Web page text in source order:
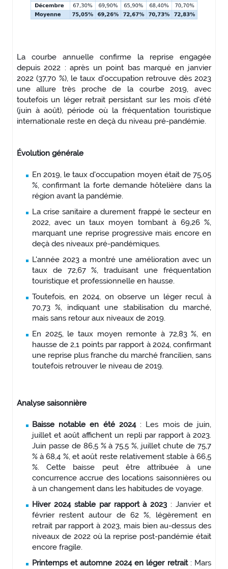
La courbe annuelle confirme la reprise engagée
depuis 2022 : après un point bas marqué en janvier
2022 (37,70 %), le taux d'occupation retrouve dès 2023
une allure très proche de la courbe 2019, avec
toutefois un léger retrait persistant sur les mois d'été
(juin à août), période où la fréquentation touristique
internationale reste en deçà du niveau pré-pandémie.
Évolution générale
En 2019, le taux d'occupation moyen était de 75,05
%, confirmant la forte demande hôtelière dans la
région avant la pandémie.
La crise sanitaire a durement frappé le secteur en
2022, avec un taux moyen tombant à 69,26 %,
marquant une reprise progressive mais encore en
deçà des niveaux pré-pandémiques.
L'année 2023 a montré une amélioration avec un
taux de 72,67 %, traduisant une fréquentation
touristique et professionnelle en hausse.
Toutefois, en 2024, on observe un léger recul à
70,73 %, indiquant une stabilisation du marché,
mais sans retour aux niveaux de 2019.
En 2025, le taux moyen remonte à 72,83 %, en
hausse de 2,1 points par rapport à 2024, confirmant
une reprise plus franche du marché francilien, sans
toutefois retrouver le niveau de 2019.
Analyse saisonnière
Baisse notable en été 2024: Les mois de juin,
juillet et août affichent un repli par rapport à 2023.
Juin passe de 86,5 % à 75,5 %, juillet chute de 75,7
% à 68,4 %, et août reste relativement stable à 66,5
%. Cette baisse peut être attribuée à une
concurrence accrue des locations saisonnières ou
à un changement dans les habitudes de voyage.
Hiver 2024 stable par rapport à 2023 : Janvier et
février restent autour de 62 %, légèrement en
retrait par rapport à 2023, mais bien au-dessus des
niveaux de 2022 où la reprise post-pandémie était
encore fragile.
Printemps et automne 2024 en léger retrait: Mars